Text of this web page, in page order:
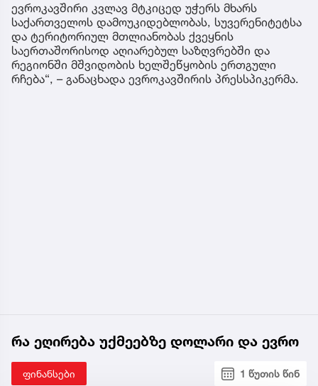
ევროკავშირი კვლავ მტკიცედ უჭერს მხარს
საქართველოს დამოუკიდებლობას, სუვერენიტეტსა
და ტერიტორიულ მთლიანობას ქვეყნის
საერთაშორისოდ აღიარებულ საზღვრებში და
რეგიონში მშვიდობის ხელშეწყობის ერთგული
რჩება“, – განაცხადა ევროკავშირის პრესსპიკერმა.
რა ეღირება უქმეებზე დოლარი და ევრო
ფინანსები 1 წუთის წინ